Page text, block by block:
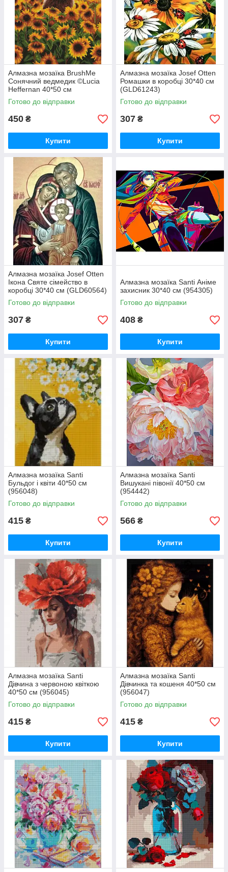
Алмазна мозаїка BrushMe
Сонячний ведмедик ©Lucia
Heffernan 40*50 см
(DBS1200)
Готово до відправки
450 ₴
Купити
Алмазна мозаїка Josef Otten
Ромашки в коробці 30*40 см
(GLD61243)
Готово до відправки
307 ₴
Купити
Алмазна мозаїка Josef Otten
Ікона Святе сімейство в
коробці 30*40 см (GLD60564)
Готово до відправки
307 ₴
Купити
Алмазна мозаїка Santi Аніме
захисник 30*40 см (954305)
Готово до відправки
408 ₴
Купити
Алмазна мозаїка Santi
Бульдог і квіти 40*50 см
(956048)
Готово до відправки
415 ₴
Купити
Алмазна мозаїка Santi
Вишукані півонії 40*50 см
(954442)
Готово до відправки
566 ₴
Купити
Алмазна мозаїка Santi
Дівчина з червоною квіткою
40*50 см (956045)
Готово до відправки
415 ₴
Купити
Алмазна мозаїка Santi
Дівчинка та кошеня 40*50 см
(956047)
Готово до відправки
415 ₴
Купити